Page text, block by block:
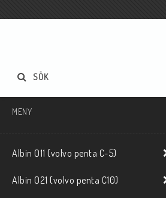
SÖK
MENY
Albin O11 (volvo penta C-5)
Albin O21 (volvo penta C10)